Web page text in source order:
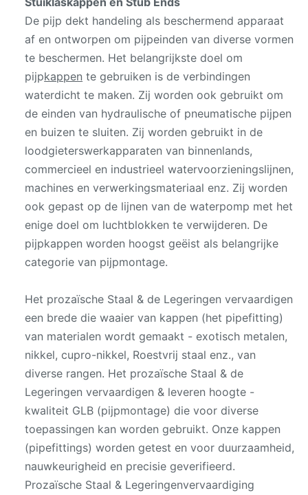
De pijp dekt handeling als beschermend apparaat
af en ontworpen om pijpeinden van diverse vormen
te beschermen. Het belangrijkste doel om
pijpkappen te gebruiken is de verbindingen
waterdicht te maken. Zij worden ook gebruikt om
de einden van hydraulische of pneumatische pijpen
en buizen te sluiten. Zij worden gebruikt in de
loodgieterswerkapparaten van binnenlands,
commercieel en industrieel watervoorzieningslijnen,
machines en verwerkingsmateriaal enz. Zij worden
ook gepast op de lijnen van de waterpomp met het
enige doel om luchtblokken te verwijderen. De
pijpkappen worden hoogst geëist als belangrijke
categorie van pijpmontage.
Het prozaïsche Staal & de Legeringen vervaardigen
een brede die waaier van kappen (het pipefitting)
van materialen wordt gemaakt - exotisch metalen,
nikkel, cupro-nikkel, Roestvrij staal enz., van
diverse rangen. Het prozaïsche Staal & de
Legeringen vervaardigen & leveren hoogte -
kwaliteit GLB (pijpmontage) die voor diverse
toepassingen kan worden gebruikt. Onze kappen
(pipefittings) worden getest en voor duurzaamheid,
nauwkeurigheid en precisie geverifieerd.
Prozaïsche Staal & Legeringenvervaardiging